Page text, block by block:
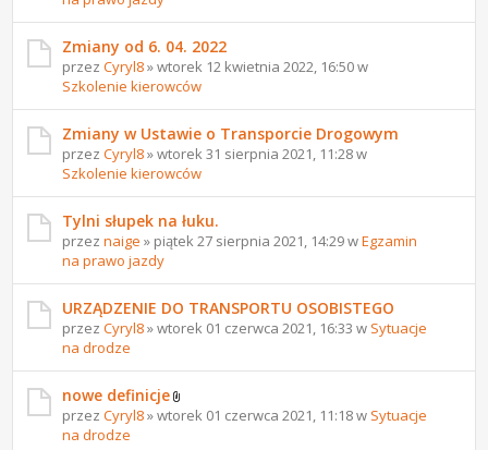
Zmiany od 6. 04. 2022
przezCyryl8» wtorek 12 kwietnia 2022, 16:50 w
Szkolenie kierowców
Zmiany w Ustawie o Transporcie Drogowym
przezCyryl8» wtorek 31 sierpnia 2021, 11:28 w
Szkolenie kierowców
Tylni słupek na łuku.
przeznaige » piątek 27 sierpnia 2021, 14:29 wEgzamin
na prawo jazdy
URZĄDZENIE DO TRANSPORTU OSOBISTEGO
przezCyryl8» wtorek 01 czerwca 2021, 16:33 w Sytuacje
na drodze
nowe definicje
przezCyryl8» wtorek 01 czerwca 2021, 11:18 w Sytuacje
na drodze